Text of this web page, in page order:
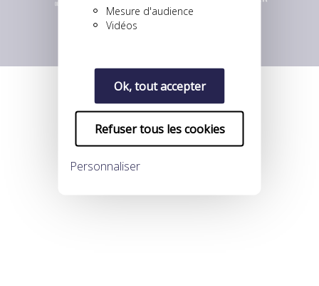
Mesure d'audience
Vidéos
Ok, tout accepter
Refuser tous les cookies
Personnaliser